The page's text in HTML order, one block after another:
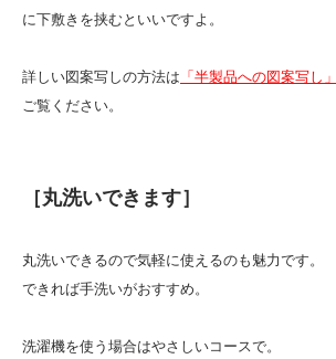
に下敷きを挟むといいですよ。
詳しい図案写しの方法は 「半製品への図案写し
ご覧ください。
［丸洗いできます］
丸洗いできるので気軽に使えるのも魅力です。
できれば手洗いがおすすめ。
洗濯機を使う場合はやさしいコースで。